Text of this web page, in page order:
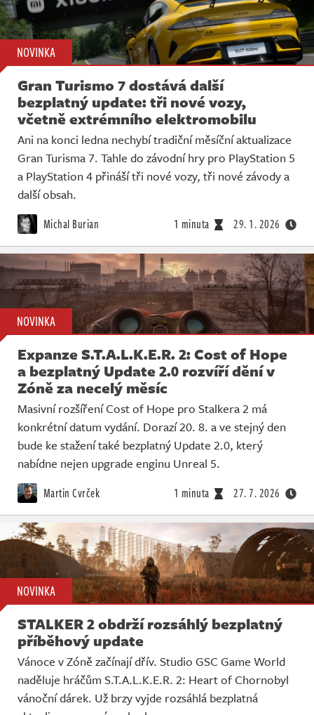
NOVINKA
Gran Turismo 7 dostává další
bezplatný update: tři nové vozy,
včetně extrémního elektromobilu
Ani na konci ledna nechybí tradiční měsíční aktualizace
Gran Turisma 7. Tahle do závodní hry pro PlayStation 5
a PlayStation 4 přináší tři nové vozy, tři nové závody a
další obsah.
Michal Burian 1 minuta 29. 1. 2026
NOVINKA
Expanze S.T.A.L.K.E.R. 2: Cost of Hope
a bezplatný Update 2.0 rozvíří dění v
Zóně za necelý měsíc
Masivní rozšíření Cost of Hope pro Stalkera 2 má
konkrétní datum vydání. Dorazí 20. 8. a ve stejný den
bude ke stažení také bezplatný Update 2.0, který
nabídne nejen upgrade enginu Unreal 5.
Martin Cvrček 1 minuta 27. 7. 2026
NOVINKA
STALKER 2 obdrží rozsáhlý bezplatný
příběhový update
Vánoce v Zóně začínají dřív. Studio GSC Game World
naděluje hráčům S.T.A.L.K.E.R. 2: Heart of Chornobyl
vánoční dárek. Už brzy vyjde rozsáhlá bezplatná